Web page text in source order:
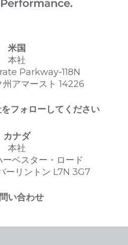
米国
本社
Parkway-118N
州アマースト 14226
フォローしてください
カナダ
本社
ベスター・ロード
ーリントン L7N 3G7
い合わせ